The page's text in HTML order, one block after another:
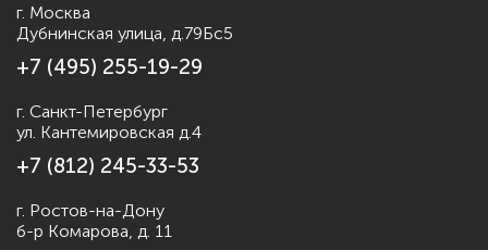
г. Москва
Дубнинская улица, д.79Бс5
+7 (495) 255-19-29
г. Санкт-Петербург
ул. Кантемировская д.4
+7 (812) 245-33-53
г. Ростов-на-Дону
б-р Комарова, д. 11